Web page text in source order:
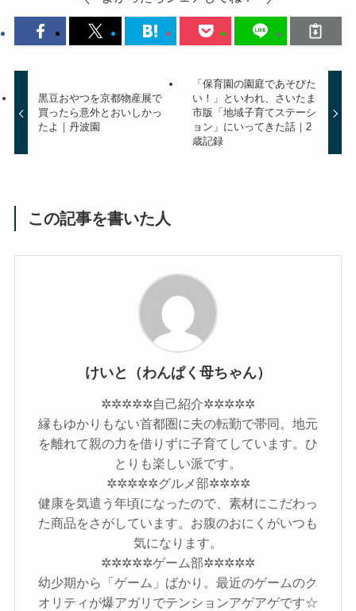
黒豆おやつを京都物産展で
買ったら意外とおいしかっ
たよ｜丹波園
「保育園の園庭であそびた
い！」といわれ、さいたま
市版「地域子育てステーシ
ョン」にいってきた話｜2
歳記録
この記事を書いた人
けいと（わんぱく母ちゃん）
✲✲✲✲✲自己紹介✲✲✲✲✲
縁もゆかりもない首都圏に夫の転勤で帯同。地元
を離れて親の力を借りずに子育てしています。ひ
とりも楽しい派です。
✲✲✲✲✲グルメ部✲✲✲✲
健康を気遣う年頃になったので、素材にこだわっ
た商品をさがしています。お腹のおにくがいつも
気になります。
✲✲✲✲✲ゲーム部✲✲✲✲✲
幼少期から「ゲーム」ばかり。最近のゲームのク
オリティが爆アガリでテンションアゲアゲです☆